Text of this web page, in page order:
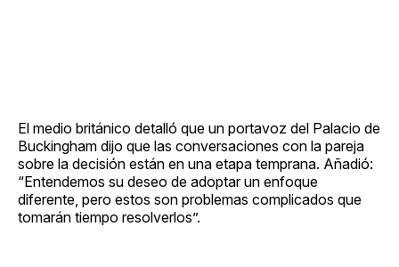
El medio británico detalló que un portavoz del Palacio de
Buckingham dijo que las conversaciones con la pareja
sobre la decisión están en una etapa temprana. Añadió:
“Entendemos su deseo de adoptar un enfoque
diferente, pero estos son problemas complicados que
tomarán tiempo resolverlos”.